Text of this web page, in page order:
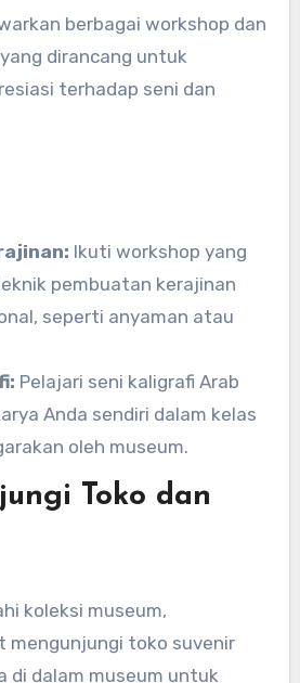
berbagai workshop dan
dirancang untuk
terhadap seni dan
Ikuti workshop yang
pembuatan kerajinan
seperti anyaman atau
Pelajari seni kaligrafi Arab
Anda sendiri dalam kelas
oleh museum.
Toko dan
koleksi museum,
mengunjungi toko suvenir
di dalam museum untuk